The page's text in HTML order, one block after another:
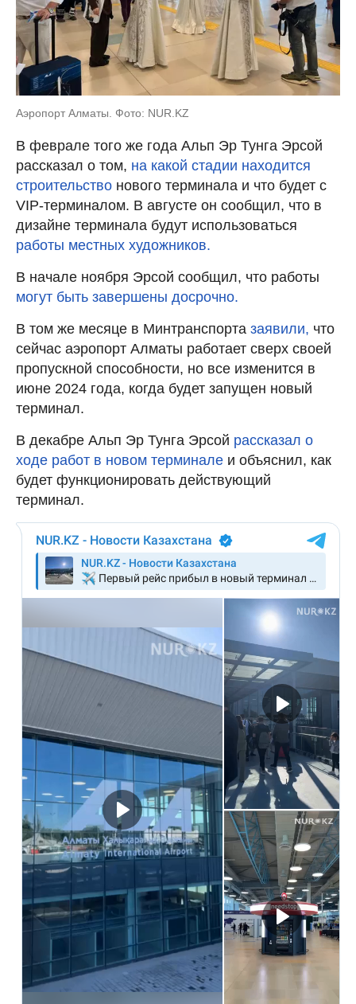
Аэропорт Алматы. Фото: NUR.KZ
В феврале того же года Альп Эр Тунга Эрсой
рассказал о том, на какой стадии находится
строительство нового терминала и что будет с
VIP-терминалом. В августе он сообщил, что в
дизайне терминала будут использоваться
работы местных художников.
В начале ноября Эрсой сообщил, что работы
могут быть завершены досрочно.
В том же месяце в Минтранспорта заявили, что
сейчас аэропорт Алматы работает сверх своей
пропускной способности, но все изменится в
июне 2024 года, когда будет запущен новый
терминал.
В декабре Альп Эр Тунга Эрсой рассказал о
ходе работ в новом терминале и объяснил, как
будет функционировать действующий
терминал.